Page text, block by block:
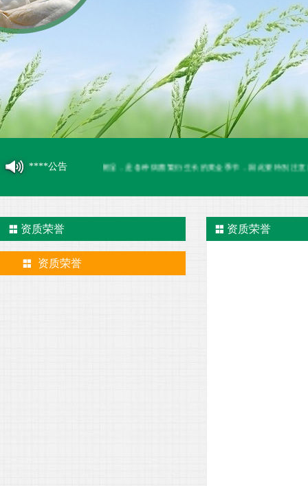
****公告
气温升高，再加上空气潮湿，是各种病菌繁衍生长的黄金季节，因此要特别注意
资质荣誉
资质荣誉
资质荣誉